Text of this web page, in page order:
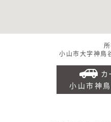
小山市大字神鳥
カ
小山市神